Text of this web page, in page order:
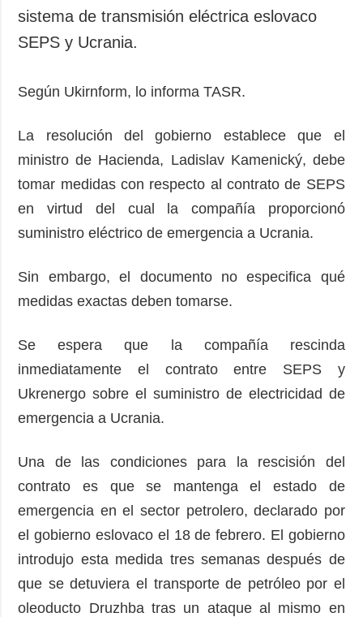
Deportes
Crimen
emergencias
Podcasts
Publicaciones
Releases
Suscripción
Banco de
imágenes
sistema de transmisión eléctrica eslovaco
SEPS y Ucrania.
Según Ukirnform, lo informa TASR.
La resolución del gobierno establece que el
ministro de Hacienda, Ladislav Kamenický, debe
tomar medidas con respecto al contrato de SEPS
en virtud del cual la compañía proporcionó
suministro eléctrico de emergencia a Ucrania.
Sin embargo, el documento no especifica qué
medidas exactas deben tomarse.
Se espera que la compañía rescinda
inmediatamente el contrato entre SEPS y
Ukrenergo sobre el suministro de electricidad de
emergencia a Ucrania.
Una de las condiciones para la rescisión del
contrato es que se mantenga el estado de
emergencia en el sector petrolero, declarado por
el gobierno eslovaco el 18 de febrero. El gobierno
introdujo esta medida tres semanas después de
que se detuviera el transporte de petróleo por el
oleoducto Druzhba tras un ataque al mismo en